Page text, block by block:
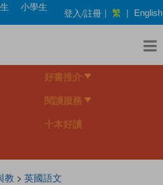
小學生
登入/註冊 | 繁 | English
好書推介
閱讀服務
十本好讀
教 > 英國語文